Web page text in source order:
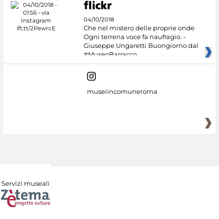
04/10/2018
Che nel mistero delle proprie onde
Ogni terrena voce fa naufragio. -
Giuseppe Ungaretti Buongiorno dal
#MuseoBarracco
museiincomuneroma
Servizi museali